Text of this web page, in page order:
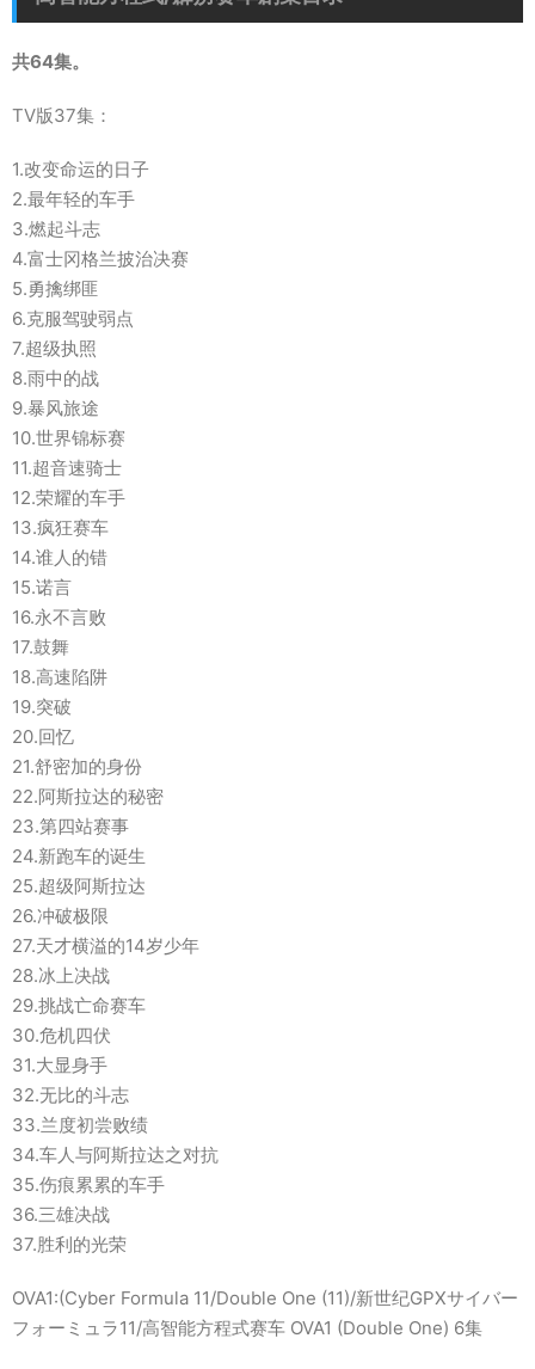
共64集。
TV版37集：
1.改变命运的日子
2.最年轻的车手
3.燃起斗志
4.富士冈格兰披治决赛
5.勇擒绑匪
6.克服驾驶弱点
7.超级执照
8.雨中的战
9.暴风旅途
10.世界锦标赛
11.超音速骑士
12.荣耀的车手
13.疯狂赛车
14.谁人的错
15.诺言
16.永不言败
17.鼓舞
18.高速陷阱
19.突破
20.回忆
21.舒密加的身份
22.阿斯拉达的秘密
23.第四站赛事
24.新跑车的诞生
25.超级阿斯拉达
26.冲破极限
27.天才横溢的14岁少年
28.冰上决战
29.挑战亡命赛车
30.危机四伏
31.大显身手
32.无比的斗志
33.兰度初尝败绩
34.车人与阿斯拉达之对抗
35.伤痕累累的车手
36.三雄决战
37.胜利的光荣
OVA1:(Cyber Formula 11/Double One (11)/新世纪GPXサイバー
フォーミュラ11/高智能方程式赛车 OVA1 (Double One) 6集